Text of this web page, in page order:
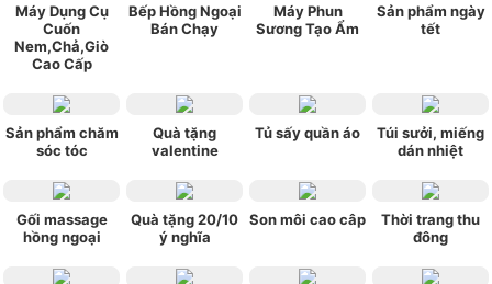
Máy Dụng Cụ
Cuốn
Nem,Chả,Giò
Cao Cấp
Bếp Hồng Ngoại
Bán Chạy
Máy Phun
Sương Tạo Ẩm
Sản phẩm ngày
tết
Sản phẩm chăm
sóc tóc
Quà tặng
valentine
Tủ sấy quần áo
Túi sưởi, miếng
dán nhiệt
Gối massage
hồng ngoại
Quà tặng 20/10
ý nghĩa
Son môi cao câp
Thời trang thu
đông